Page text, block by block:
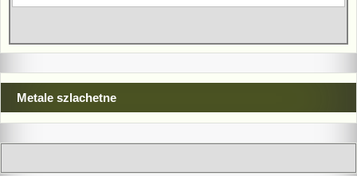
Metale szlachetne